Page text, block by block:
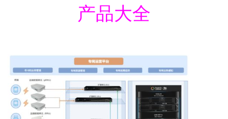
产品大全